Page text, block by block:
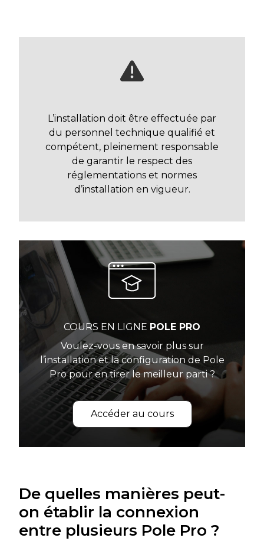
L’installation doit être effectuée par
du personnel technique qualifié et
compétent, pleinement responsable
de garantir le respect des
réglementations et normes
d’installation en vigueur.
COURS EN LIGNE POLE PRO
Voulez-vous en savoir plus sur
l’installation et la configuration de Pole
Pro pour en tirer le meilleur parti ?
Accéder au cours
De quelles manières peut-
on établir la connexion
entre plusieurs Pole Pro ?